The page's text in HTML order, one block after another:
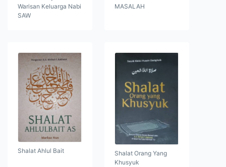
Warisan Keluarga Nabi
SAW
MASALAH
Shalat Ahlul Bait
Shalat Orang Yang
Khusyuk